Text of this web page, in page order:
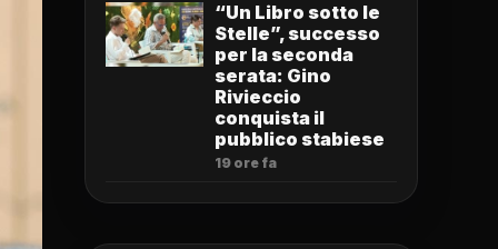
“Un Libro sotto le
Stelle”, successo
per la seconda
serata: Gino
Rivieccio
conquista il
pubblico stabiese
19 ore fa